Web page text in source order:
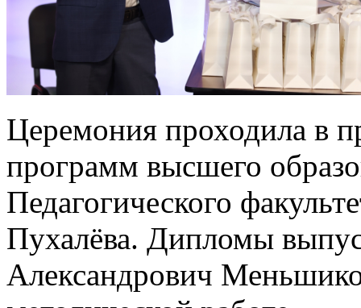
Церемония проходила в
программ высшего
Педагогического
Пухалёва. Дипломы
Александрович